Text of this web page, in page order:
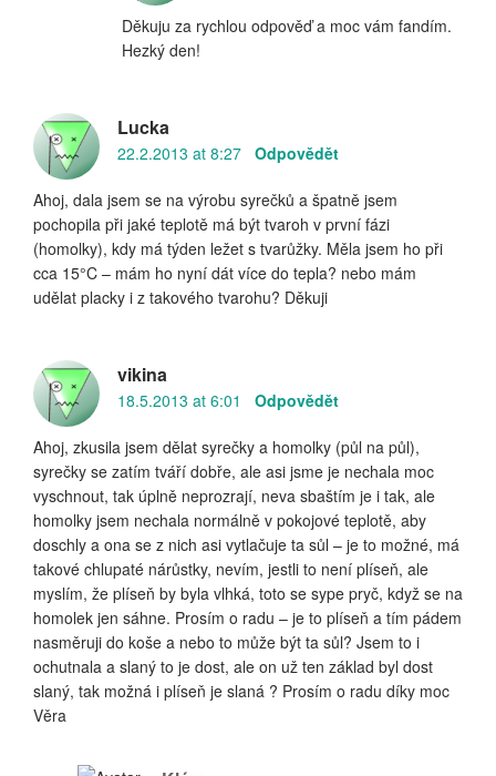
Děkuju za rychlou odpověď a moc vám fandím.
Hezký den!
Lucka
22.2.2013 at 8:27 Odpovědět
Ahoj, dala jsem se na výrobu syrečků a špatně jsem
pochopila při jaké teplotě má být tvaroh v první fázi
(homolky), kdy má týden ležet s tvarůžky. Měla jsem ho při
cca 15°C – mám ho nyní dát více do tepla? nebo mám
udělat placky i z takového tvarohu? Děkuji
vikina
18.5.2013 at 6:01 Odpovědět
Ahoj, zkusila jsem dělat syrečky a homolky (půl na půl),
syrečky se zatím tváří dobře, ale asi jsme je nechala moc
vyschnout, tak úplně neprozrají, neva sbaštím je i tak, ale
homolky jsem nechala normálně v pokojové teplotě, aby
doschly a ona se z nich asi vytlačuje ta sůl – je to možné, má
takové chlupaté nárůstky, nevím, jestli to není plíseň, ale
myslím, že plíseň by byla vlhká, toto se sype pryč, když se na
homolek jen sáhne. Prosím o radu – je to plíseň a tím pádem
nasměruji do koše a nebo to může být ta sůl? Jsem to i
ochutnala a slaný to je dost, ale on už ten základ byl dost
slaný, tak možná i plíseň je slaná ? Prosím o radu díky moc
Věra